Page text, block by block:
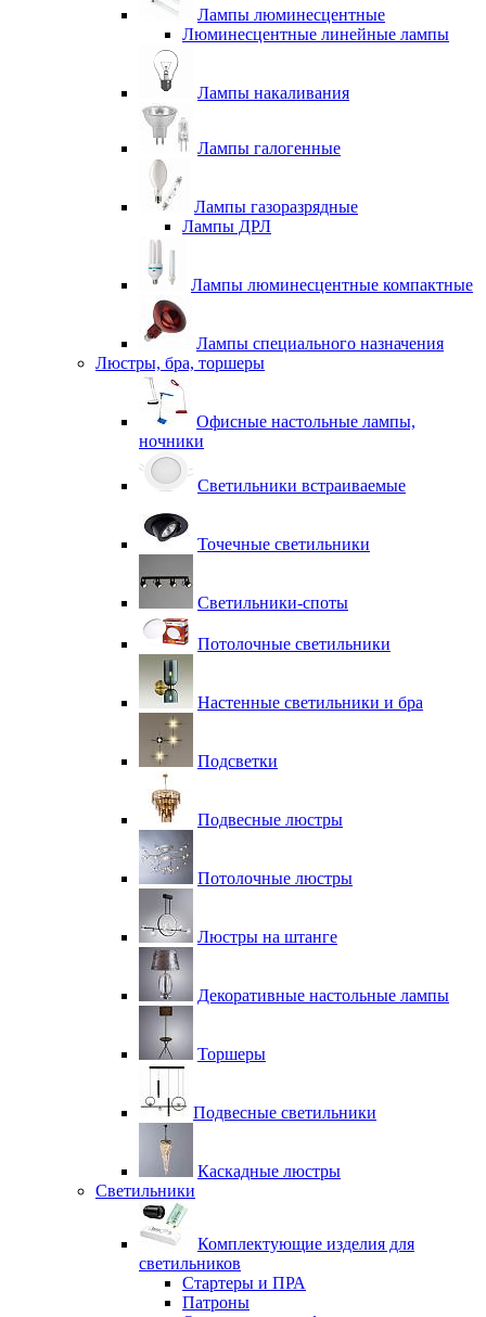
Лампы люминесцентные
Люминесцентные линейные лампы
Лампы накаливания
Лампы галогенные
Лампы газоразрядные
Лампы ДРЛ
Лампы люминесцентные компактные
Лампы специального назначения
Люстры, бра, торшеры
Офисные настольные лампы,
ночники
Светильники встраиваемые
Точечные светильники
Светильники-споты
Потолочные светильники
Настенные светильники и бра
Подсветки
Подвесные люстры
Потолочные люстры
Люстры на штанге
Декоративные настольные лампы
Торшеры
Подвесные светильники
Каскадные люстры
Светильники
Комплектующие изделия для
светильников
Стартеры и ПРА
Патроны